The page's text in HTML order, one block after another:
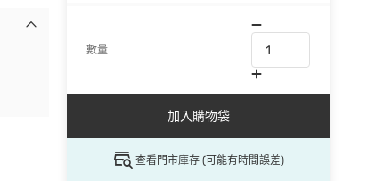
數量
加入購物袋
查看門市庫存 (可能有時間誤差)